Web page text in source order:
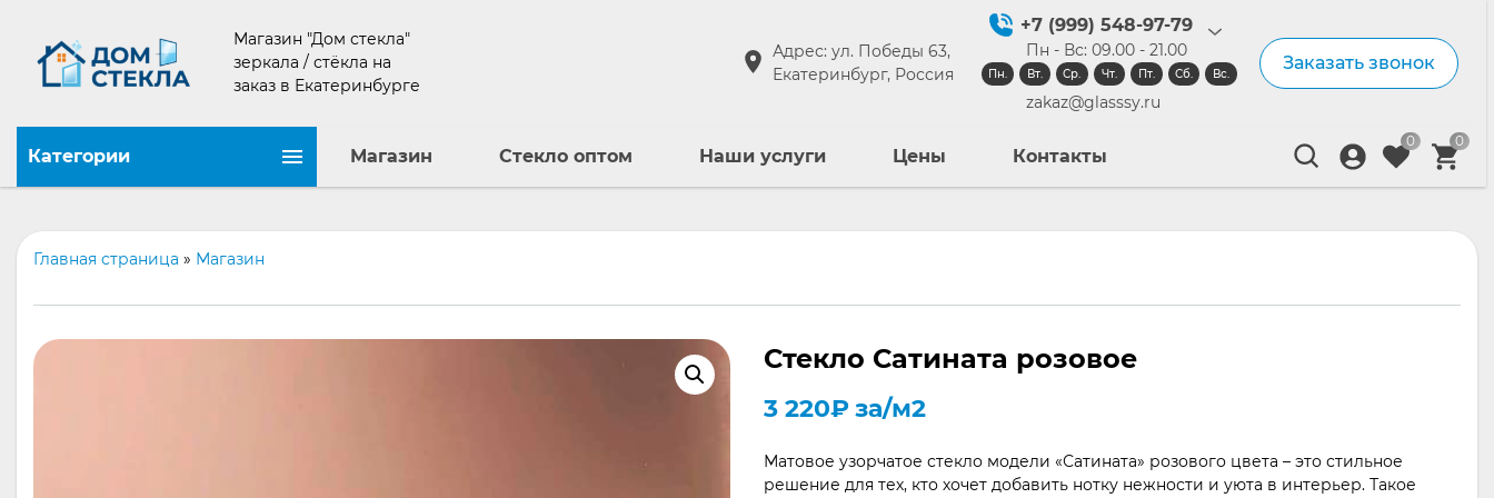
Магазин "Дом стекла"
зеркала / стёкла на
заказ в Екатеринбурге
Адрес: ул. Победы 63,
Екатеринбург, Россия
+7 (999) 548-97-79
Пн - Вс: 09.00 - 21.00
Пн. Вт. Ср. Чт. Пт. Сб. Вс.
zakaz@glasssy.ru
Заказать звонок
Категории Магазин Стекло оптом Наши услуги Цены Контакты
0 0
Главная страница » Магазин
Стекло Сатината розовое
3 220₽ за/м2
Матовое узорчатое стекло модели «Сатината» розового цвета – это стильное
решение для тех, кто хочет добавить нотку нежности и уюта в интерьер. Такое